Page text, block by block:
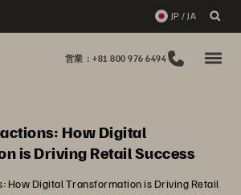
JP / JA
営業：+81 800 976 6494
How Digital
is Driving Retail Success
How Digital Transformation is Driving Retail